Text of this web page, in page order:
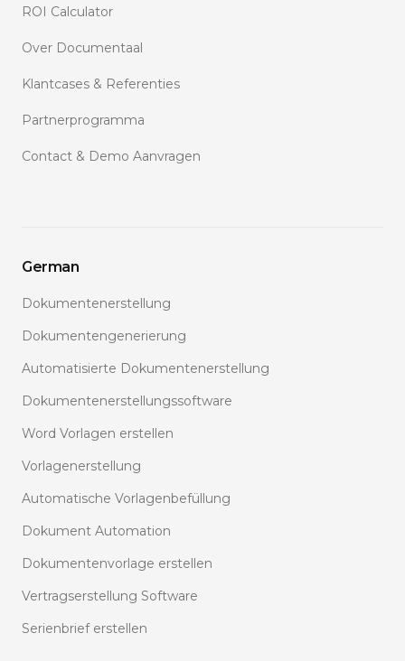
ROI Calculator
Over Documentaal
Klantcases & Referenties
Partnerprogramma
Contact & Demo Aanvragen
German
Dokumentenerstellung
Dokumentengenerierung
Automatisierte Dokumentenerstellung
Dokumentenerstellungssoftware
Word Vorlagen erstellen
Vorlagenerstellung
Automatische Vorlagenbefüllung
Dokument Automation
Dokumentenvorlage erstellen
Vertragserstellung Software
Serienbrief erstellen